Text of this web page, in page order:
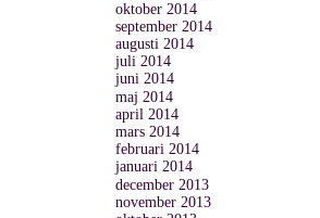
oktober 2014
september 2014
augusti 2014
juli 2014
juni 2014
maj 2014
april 2014
mars 2014
februari 2014
januari 2014
december 2013
november 2013